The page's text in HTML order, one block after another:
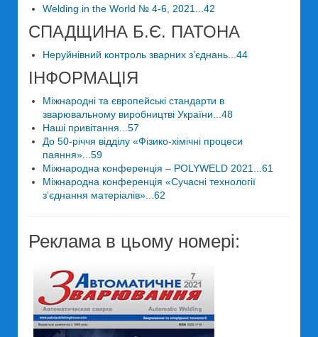
Welding in the World № 4-6, 2021...42
СПАДЩИНА Б.Є. ПАТОНА
Неруйнівний контроль зварних з’єднань...44
ІНФОРМАЦІЯ
Міжнародні та європейські стандарти в
зварювальному виробництві України...48
Наші привітання...57
До 50-річчя відділу «Фізико-хімічні процеси
паяння»...59
Міжнародна конференція – POLYWELD 2021...61
Міжнародна конференція «Сучасні технології
зʼєднання матеріалів»...62
Реклама в цьому номері: